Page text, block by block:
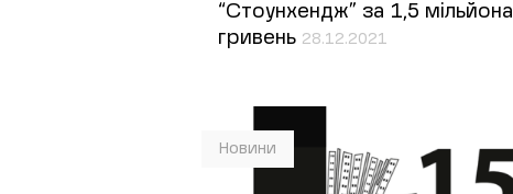
“Стоунхендж” за 1,5 мільйона
гривень 28.12.2021
Новини